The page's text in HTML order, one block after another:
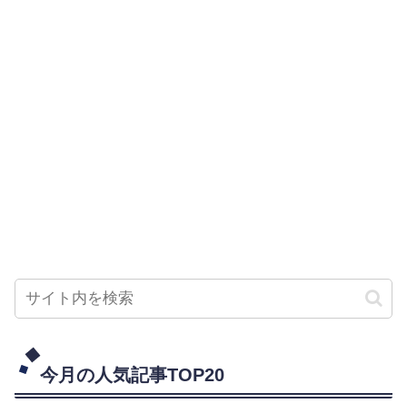
今月の人気記事TOP20